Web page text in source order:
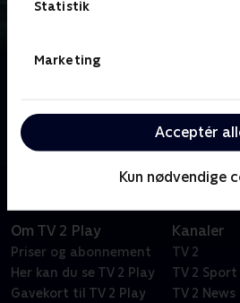
Statistik
Marketing
Acceptér
Kun nødvendige
assistent efterforsker mord
Midsomer-regionen.
Om TV 2 Play
Priser og abonnement
Her kan du se TV 2 Play
Gavekort til TV 2 Play
Kanaler
TV 2
TV 2 Sport
TV 2 News